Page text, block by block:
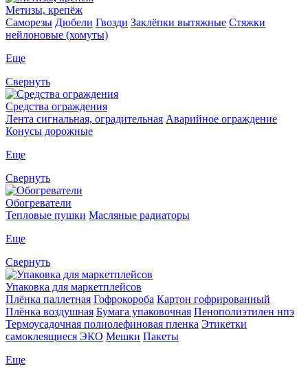
Метизы, крепёж
Саморезы Дюбели Гвозди Заклёпки вытяжные Стяжки
нейлоновые (хомуты)
Еще
Свернуть
Средства ограждения
Лента сигнальная, оградительная Аварийное ограждение
Конусы дорожные
Еще
Свернуть
Обогреватели
Тепловые пушки Масляные радиаторы
Еще
Свернуть
Упаковка для маркетплейсов
Плёнка паллетная Гофрокороба Картон гофрированный
Плёнка воздушная Бумага упаковочная Пенополиэтилен нпэ
Термоусадочная полиолефиновая пленка Этикетки
самоклеящиеся ЭКО Мешки Пакеты
Еще